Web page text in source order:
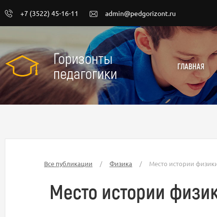
+7 (3522) 45-16-11 admin@pedgorizont.ru
Горизонты
педагогики
ГЛАВНАЯ
Все публикации / Физика / Место истории
Место истории